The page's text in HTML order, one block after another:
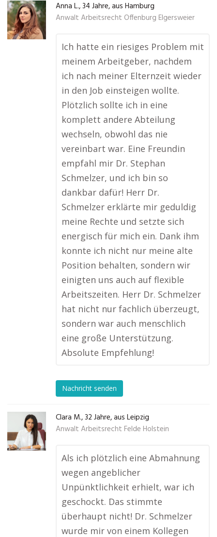
Anna L., 34 Jahre, aus Hamburg
Anwalt Arbeitsrecht Offenburg Elgersweier
Ich hatte ein riesiges Problem mit
meinem Arbeitgeber, nachdem
ich nach meiner Elternzeit wieder
in den Job einsteigen wollte.
Plötzlich sollte ich in eine
komplett andere Abteilung
wechseln, obwohl das nie
vereinbart war. Eine Freundin
empfahl mir Dr. Stephan
Schmelzer, und ich bin so
dankbar dafür! Herr Dr.
Schmelzer erklärte mir geduldig
meine Rechte und setzte sich
energisch für mich ein. Dank ihm
konnte ich nicht nur meine alte
Position behalten, sondern wir
einigten uns auch auf flexible
Arbeitszeiten. Herr Dr. Schmelzer
hat nicht nur fachlich überzeugt,
sondern war auch menschlich
eine große Unterstützung.
Absolute Empfehlung!
Nachricht senden
Clara M., 32 Jahre, aus Leipzig
Anwalt Arbeitsrecht Felde Holstein
Als ich plötzlich eine Abmahnung
wegen angeblicher
Unpünktlichkeit erhielt, war ich
geschockt. Das stimmte
überhaupt nicht! Dr. Schmelzer
wurde mir von einem Kollegen